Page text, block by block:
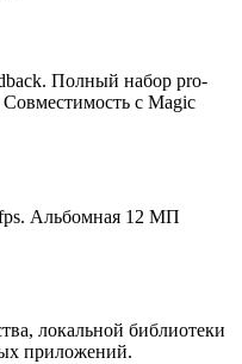
Полный набор pro-
с Magic
Альбомная 12 МП
локальной библиотеки
приложений.